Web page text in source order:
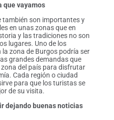
que vayamos
también son importantes y
en unas zonas que en
y las tradiciones no son
lugares. Uno de los
la zona de Burgos podría ser
grandes demandas que
del país para disfrutar
Cada región o ciudad
para que los turistas se
de su visita.
dejando buenas noticias